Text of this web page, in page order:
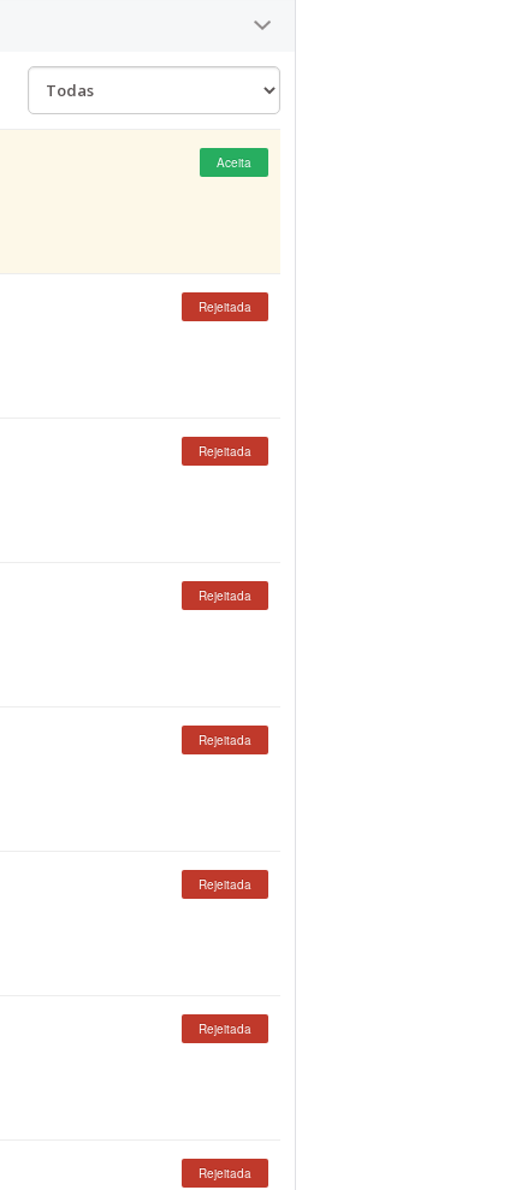
Aceita
Rejeitada
Rejeitada
Rejeitada
Rejeitada
Rejeitada
Rejeitada
Rejeitada